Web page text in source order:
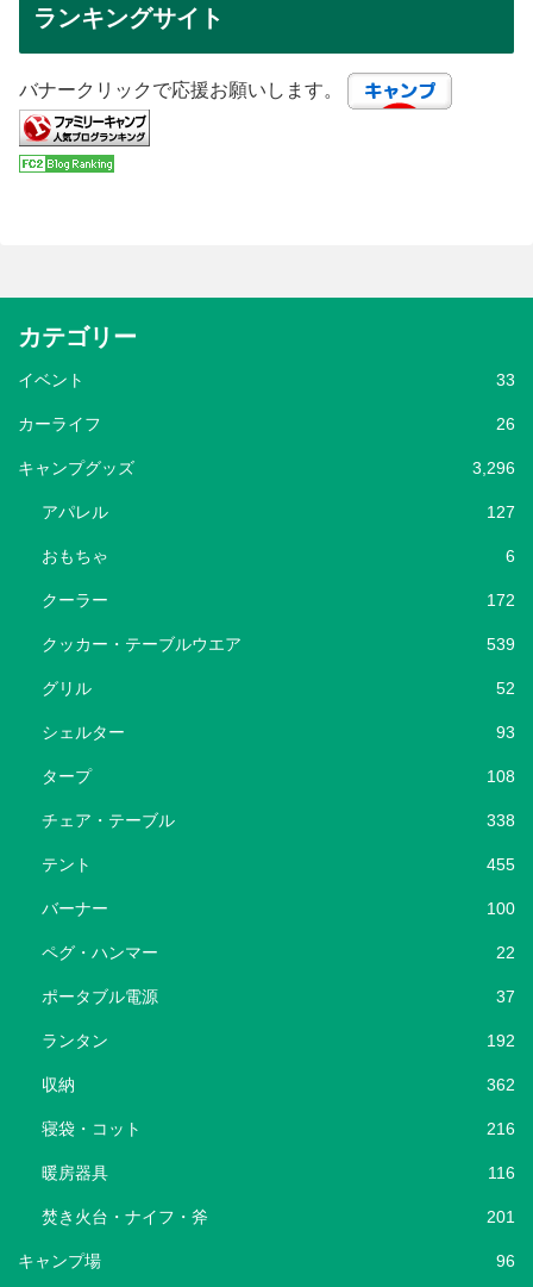
ランキングサイト
バナークリックで応援お願いします。
カテゴリー
イベント 33
カーライフ 26
キャンプグッズ 3,296
アパレル 127
おもちゃ 6
クーラー 172
クッカー・テーブルウエア 539
グリル 52
シェルター 93
タープ 108
チェア・テーブル 338
テント 455
バーナー 100
ペグ・ハンマー 22
ポータブル電源 37
ランタン 192
収納 362
寝袋・コット 216
暖房器具 116
焚き火台・ナイフ・斧 201
キャンプ場 96